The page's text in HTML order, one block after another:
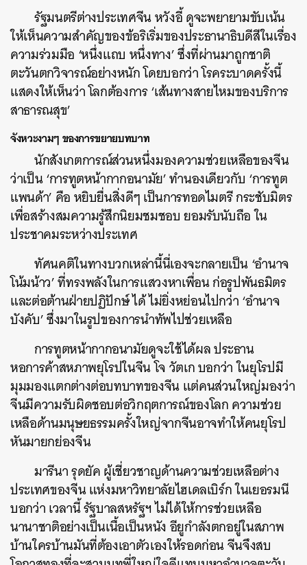
รัฐมนตรีต่างประเทศจีน หวังอี้ ดูจะพยายามขับเน้น
ให้เห็นความสำคัญของข้อริเริ่มของประธานาธิบดีสีในเรื่อง
ความร่วมมือ ‘หนึ่งแถบ หนึ่งทาง’ ซึ่งที่ผ่านมาถูกชาติ
ตะวันตกวิจารณ์อย่างหนัก โดยบอกว่า โรคระบาดครั้งนี้
แสดงให้เห็นว่า โลกต้องการ ‘เส้นทางสายไหมของบริการ
สาธารณสุข’
จังหวะงามๆ ของการขยายบทบาท
นักสังเกตการณ์ส่วนหนึ่งมองความช่วยเหลือของจีน
ว่าเป็น ‘การทูตหน้ากากอนามัย’ ทำนองเดียวกับ ‘การทูต
แพนด้า’ คือ หยิบยื่นสิ่งดีๆ เป็นการทอดไมตรี กระชับมิตร
เพื่อสร้างสมความรู้สึกนิยมชมชอบ ยอมรับนับถือ ใน
ประชาคมระหว่างประเทศ
ทัศนคติในทางบวกเหล่านี้นี่เองจะกลายเป็น ‘อำนาจ
โน้มน้าว’ ที่ทรงพลังในการแสวงหาเพื่อน ก่อรูปพันธมิตร
และต่อต้านฝ่ายปฏิปักษ์ ได้ ไม่ยิ่งหย่อนไปกว่า ‘อำนาจ
บังคับ’ ซึ่งมาในรูปของการนำทัพไปช่วยเหลือ
การทูตหน้ากากอนามัยดูจะใช้ได้ผล ประธาน
หอการค้าสหภาพยุโรปในจีน โจ วัตเก บอกว่า ในยุโรปมี
มุมมองแตกต่างต่อบทบาทของจีน แต่คนส่วนใหญ่มองว่า
จีนมีความรับผิดชอบต่อวิกฤตการณ์ของโลก ความช่วย
เหลือด้านมนุษยธรรมครั้งใหญ่จากจีนอาจทำให้คนยุโรป
หันมายกย่องจีน
มารีนา รุดยัค ผู้เชี่ยวชาญด้านความช่วยเหลือต่าง
ประเทศของจีน แห่งมหาวิทยาลัยไฮเดลเบิร์ก ในเยอรมนี
บอกว่า เวลานี้ รัฐบาลสหรัฐฯ ไม่ได้ให้การช่วยเหลือ
นานาชาติอย่างเป็นเนื้อเป็นหนัง อียูกำลังตกอยู่ในสภาพ
บ้านใครบ้านมันที่ต้องเอาตัวเองให้รอดก่อน จีนจึงสบ